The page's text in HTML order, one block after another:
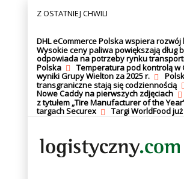
Z OSTATNIEJ CHWILI
DHL eCommerce Polska wspiera rozwój
Wysokie ceny paliwa powiększają dług
odpowiada na potrzeby rynku
Polska
Temperatura pod kontrolą w
wyniki Grupy Wielton za 2025 r.
transgraniczne stają się codziennością
Nowe Caddy na pierwszych zdjęciach
z tytułem „Tire Manufacturer of the
targach Securex
Targi WorldFood